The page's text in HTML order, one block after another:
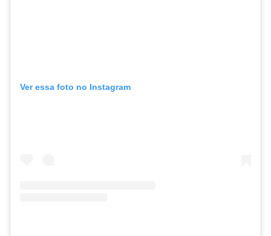
Ver essa foto no Instagram